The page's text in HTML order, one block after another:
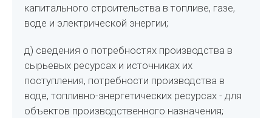
капитального строительства в топливе, газе,
воде и электрической энергии;
д) сведения о потребностях производства в
сырьевых ресурсах и источниках их
поступления, потребности производства в
воде, топливно-энергетических ресурсах - для
объектов производственного назначения;